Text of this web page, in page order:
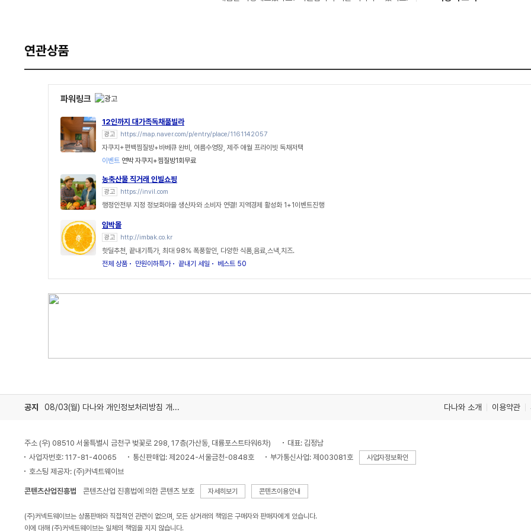
연관상품
파워링크
12인까지 대가족독채풀빌라
광고 https://map.naver.com/p/entry/place/1161142057
자쿠지+편백찜질방+바베큐 완비, 여름수영장, 제주 애월 프라이빗 독채저택
이벤트 연박 자쿠지+찜질방1회무료
농축산물 직거래 인빌쇼핑
광고 https://invil.com
행정안전부 지정 정보화마을 생산자와 소비자 연결! 지역경제 활성화 1+1이벤트진행
임박몰
광고 http://imbak.co.kr
핫딜추천, 끝내기특가, 최대 98% 폭풍할인, 다양한 식품,음료,스낵,치즈.
전체 상품
만원이하특가 끝내기 세일 베스트 50
공지 08/03(월) 다나와 개인정보처리방침 개정 안내 다나와 소개 이용약관
주소 (우) 08510 서울특별시 금천구 벚꽃로 298, 17층(가산동, 대륭포스트타워6차)
대표: 김정남
사업자번호: 117-81-40065
통신판매업: 제2024-서울금천-0848호 부가통신사업: 제003081호 사업자정보확인
호스팅 제공자: (주)커넥트웨이브
콘텐츠산업진흥법 콘텐츠산업 진흥법에 의한 콘텐츠 보호 자세히보기 콘텐츠이용안내
(주)커넥트웨이브는 상품판매와 직접적인 관련이 없으며, 모든 상거래의 책임은 구매자와 판매자에게 있습니다.
이에 대해 (주)커넥트웨이브는 일체의 책임을 지지 않습니다.